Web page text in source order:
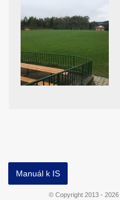
Manuál k IS
© Copyright 2013 - 2026